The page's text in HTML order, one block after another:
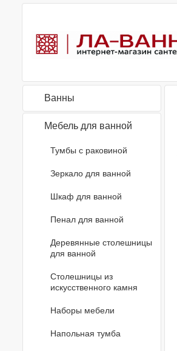
Ванны
Мебель для ванной
Тумбы с раковиной
Зеркало для ванной
Шкаф для ванной
Пенал для ванной
Деревянные столешницы
для ванной
Столешницы из
искусственного камня
Наборы мебели
Напольная тумба